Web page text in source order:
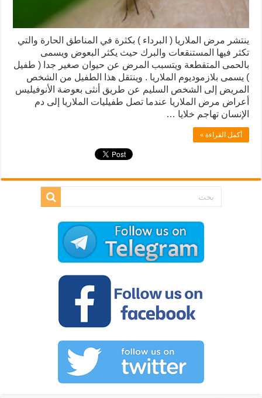
ينتشر مرض الملاريا ( البرداء ) بكثرة في المناطق الحارة والتي
تكثر فيها المستنقعات والبرك حيث يكثر البعوض ويسمى
بالحمى المتقطعة ويتسبب المرض عن حيوان صغير جدا ( طفیل
) يسمى بلازموديوم الملاريا . وينتقل هذا الطفيل من الشخص
المريض إلى الشخص السليم عن طريق أنثى بعوضة الأنوفيليس
أعراض مرض الملاريا عندما تصل طفيليات الملاريا إلى دم
الإنسان تهاجم خلايا …
أكمل القراءة »